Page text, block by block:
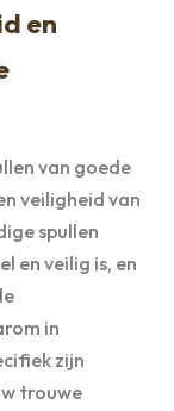
en
van goede
veiligheid van
spullen
en veilig is, en
in
zijn
trouwe